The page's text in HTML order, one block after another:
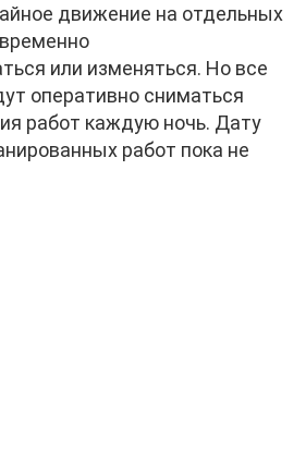
движение на отдельных
или изменяться. Но все
оперативно сниматься
работ каждую ночь. Дату
работ пока не